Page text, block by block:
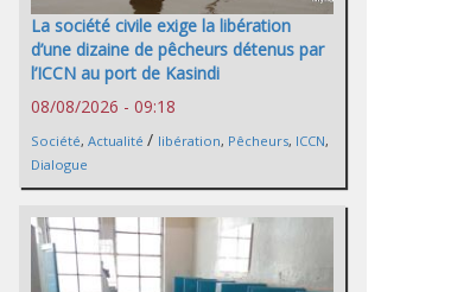
La société civile exige la libération
d’une dizaine de pêcheurs détenus par
l’ICCN au port de Kasindi
08/08/2026 - 09:18
Société, Actualité / libération, Pêcheurs, ICCN,
Dialogue